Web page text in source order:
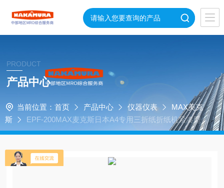
PRODUCT
产品中心
当前位置： 首页 产品中心 仪器仪表
MAX美克
斯
EPF-200MAX麦克斯日本A4专用三折纸折纸机紧凑型